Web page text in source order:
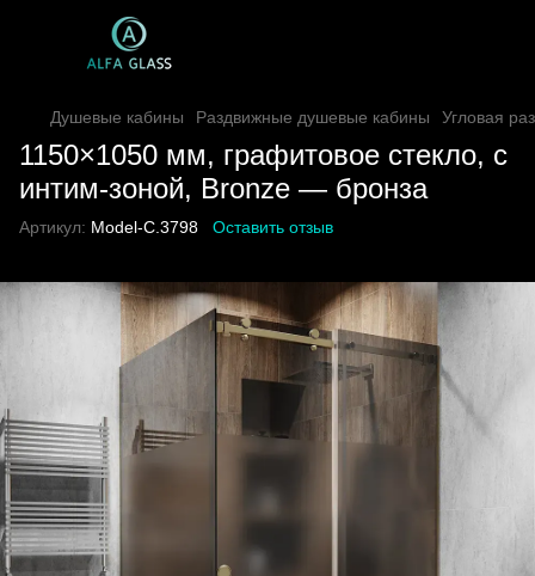
Душевые кабины Раздвижные душевые кабины Угловая
1150×1050 мм, графитовое стекло, с
интим-зоной, Bronze — бронза
Артикул: Model-C.3798 Оставить отзыв